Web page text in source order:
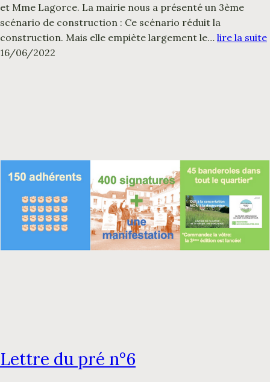
et Mme Lagorce. La mairie nous a présenté un 3ème
scénario de construction : Ce scénario réduit la
construction. Mais elle empiète largement le… lire la suite
16/06/2022
Lettre du pré n°6